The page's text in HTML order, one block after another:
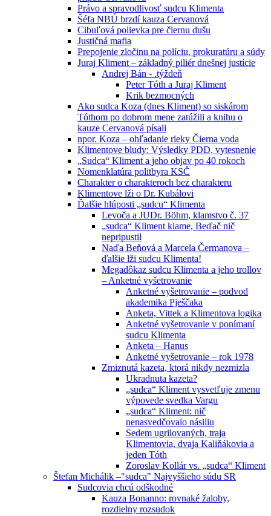
Právo a spravodlivosť sudcu Klimenta
Šéfa NBÚ brzdí kauza Cervanová
Cibuľová polievka pre čiernu dušu
Justičná mafia
Prepojenie zločinu na políciu, prokuratúru a súdy
Juraj Kliment – základný piliér dnešnej justície
Andrej Bán - .týždeň
Peter Tóth a Juraj Kliment
Krik bezmocných
Ako sudca Koza (dnes Kliment) so siskárom
Tóthom po dobrom mene zatúžili a knihu o
kauze Cervanová písali
npor. Koza – ohľadanie rieky Čierna voda
Klimentove bludy: Výsledky PDD, vytesnenie
„Sudca“ Kliment a jeho objav po 40 rokoch
Nomenklatúra politbyra KSČ
Charakter o charakteroch bez charakteru
Klimentove lži o Dr. Kubálovi
Ďalšie hlúposti „sudcu“ Klimenta
Levoča a JUDr. Böhm, klamstvo č. 37
„sudca“ Kliment klame, Beďač nič
nepripustil
Naďa Beňová a Marcela Čermanova –
ďalšie lži sudcu Klimenta!
Megadôkaz sudcu Klimenta a jeho trollov
– Anketné vyšetrovanie
Anketné vyšetrovanie – podvod
akademika Pješčaka
Anketa, Vittek a Klimentova logika
Anketné vyšetrovanie v ponímaní
sudcu Klimenta
Anketa – Hanus
Anketné vyšetrovanie – rok 1978
Zmiznutá kazeta, ktorá nikdy nezmizla
Ukradnuta kazeta?
„sudca“ Kliment vysvetľuje zmenu
výpovede svedka Vargu
„sudca“ Kliment: nič
nenasvedčovalo násiliu
Sedem ugrilovaných, traja
Klimentovia, dvaja Kaliňákovia a
jeden Tóth
Zoroslav Kollár vs. „sudca“ Kliment
Štefan Michálik –"sudca" Najvyššieho súdu SR
Sudcovia chcú odškodné
Kauza Bonanno: rovnaké žaloby,
rozdielny rozsudok